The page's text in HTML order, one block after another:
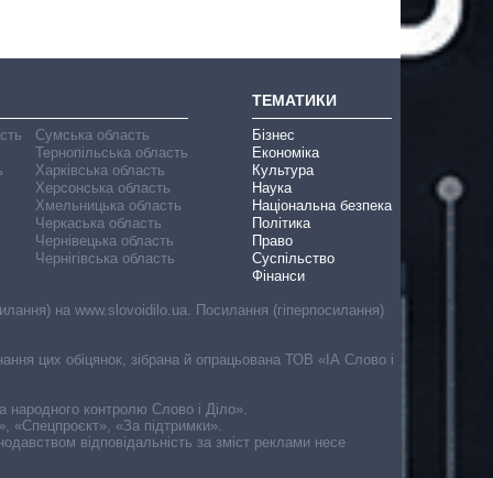
Сумська область
Тернопільська область
Харківська область
Херсонська область
Хмельницька область
Черкаська область
Чернівецька область
Чернігівська область
ТЕМАТИКИ
Бізнес
Економіка
Культура
Наука
Національна безпека
Політика
Право
Суспільство
Фінанси
на www.slovoidilo.ua. Посилання (гіперпосилання)
цих обіцянок, зібрана й опрацьована ТОВ «ІА Слово і
народного контролю Слово і Діло».
«Спецпроєкт», «За підтримки».
відповідальність за зміст реклами несе